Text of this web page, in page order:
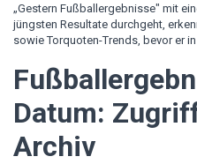
„Gestern Fußballergebnisse" mit
jüngsten Resultate durchgeht,
sowie Torquoten-Trends, bevor er
Datum:
Archiv